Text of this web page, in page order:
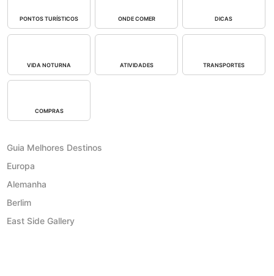
PONTOS TURÍSTICOS ONDE COMER DICAS
VIDA NOTURNA ATIVIDADES TRANSPORTES
COMPRAS
Guia Melhores Destinos
Europa
Alemanha
Berlim
East Side Gallery